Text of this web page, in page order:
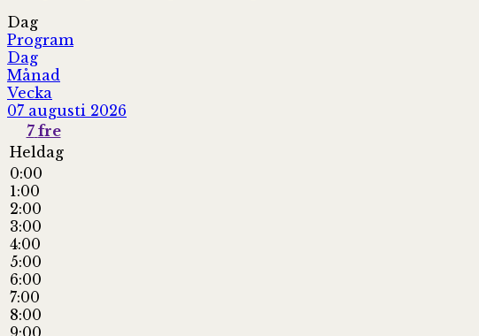
Dag
Program
Dag
Månad
Vecka
07 augusti 2026
7 fre
Heldag
0:00
1:00
2:00
3:00
4:00
5:00
6:00
7:00
8:00
9:00